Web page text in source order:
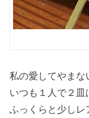
私の愛してやまな
いつも１人で２皿
ふっくらと少しレ